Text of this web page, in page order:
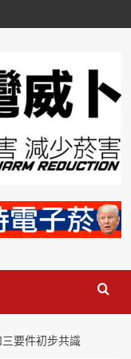
要件初步共識